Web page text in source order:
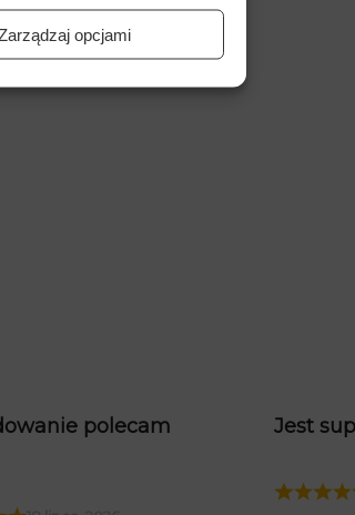
Zarządzaj opcjami
polecam Jest